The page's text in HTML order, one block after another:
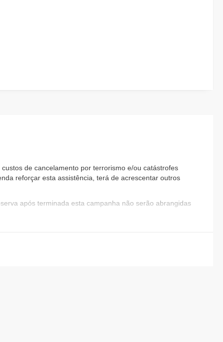
de cancelamento por terrorismo e/ou catástrofes
reforçar esta assistência, terá de acrescentar outros
após terminada esta campanha não serão abrangidas